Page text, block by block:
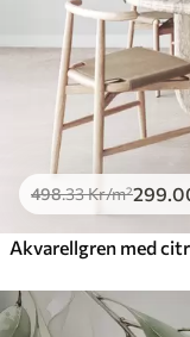
498.33Kr/m²299
Akvarellgren med